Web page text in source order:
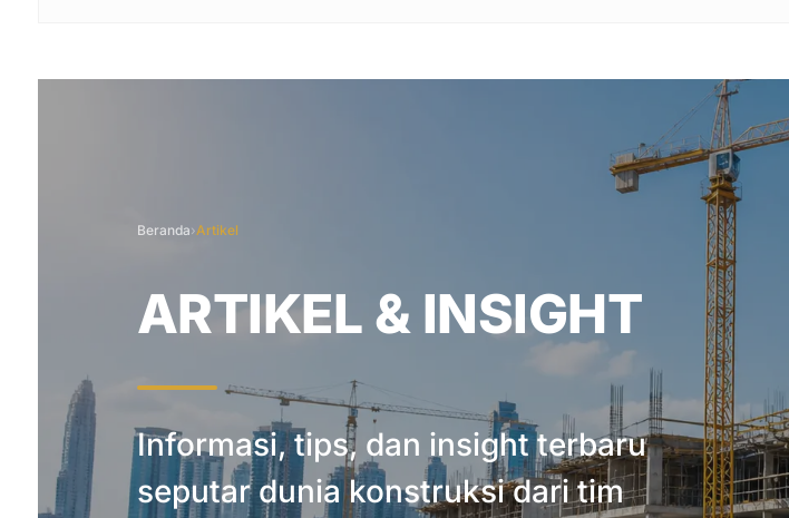
Beranda›Artikel
ARTIKEL & INSIGHT
Informasi, tips, dan insight terbaru
seputar dunia konstruksi dari tim